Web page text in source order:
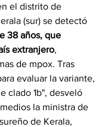
el distrito de
(sur) se detectó
38 años, que
extranjero,
de mpox. Tras
evaluar la variante,
clado 1b", desveló
la ministra de
de Kerala,